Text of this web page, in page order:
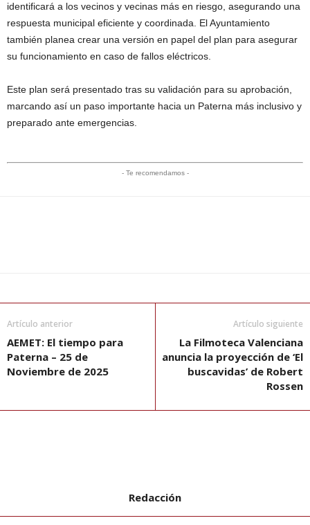
identificará a los vecinos y vecinas más en riesgo, asegurando una
respuesta municipal eficiente y coordinada. El Ayuntamiento
también planea crear una versión en papel del plan para asegurar
su funcionamiento en caso de fallos eléctricos.
Este plan será presentado tras su validación para su aprobación,
marcando así un paso importante hacia un Paterna más inclusivo y
preparado ante emergencias.
- Te recomendamos -
Artículo anterior
AEMET: El tiempo para
Paterna – 25 de
Noviembre de 2025
Artículo siguiente
La Filmoteca Valenciana
anuncia la proyección de ‘El
buscavidas’ de Robert
Rossen
Redacción